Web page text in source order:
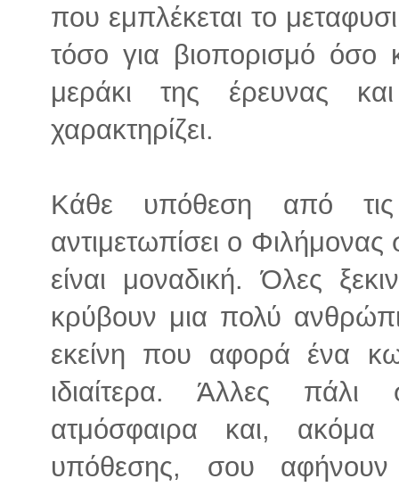
που εμπλέκεται το
τόσο για βιοπορισμό όσο
μεράκι της έρευνας
χαρακτηρίζει.
Κάθε υπόθεση από τις
αντιμετωπίσει ο Φιλήμονας
είναι μοναδική. Όλες
κρύβουν μια πολύ
εκείνη που αφορά ένα
ιδιαίτερα. Άλλες πάλι
ατμόσφαιρα και,
υπόθεσης, σου αφήνουν